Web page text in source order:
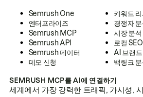
Semrush One
엔터프라이즈
Semrush MCP
Semrush API
Semrush 데이터
데모 신청
키워드
경쟁자 분
시장 분석
로컬 SEO
AI 브랜드
백링크 분
SEMRUSH MCP를 AI에 연결하기
세계에서 가장 강력한 트래픽, 가시성,